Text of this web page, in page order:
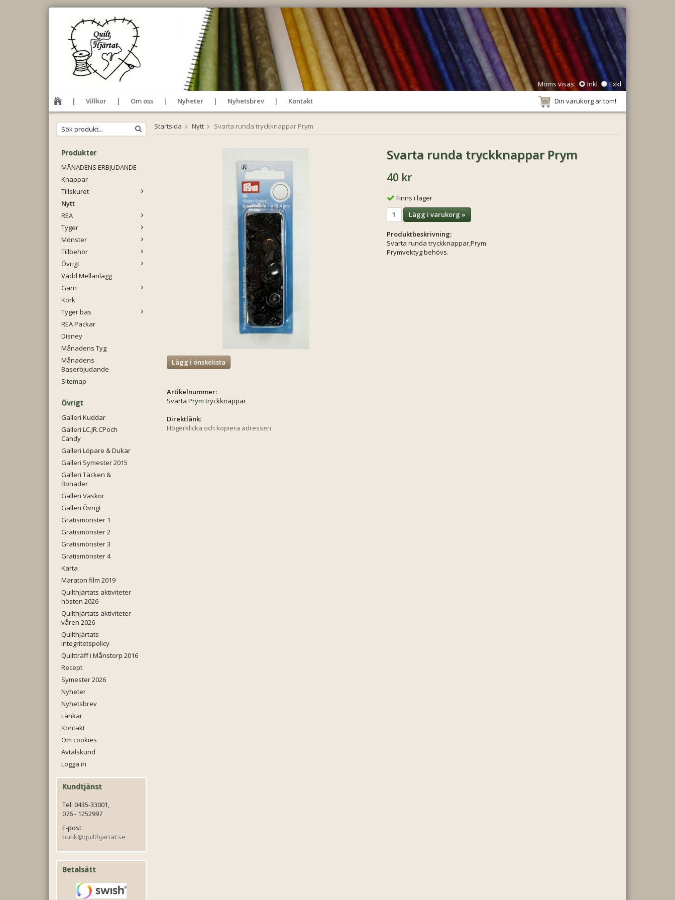
Moms visas: Inkl
Exkl
Villkor
Om oss Nyheter Nyhetsbrev Kontakt Din varukorg är tom!
Produkter
MÅNADENS ERBJUDANDE
Knappar
Tillskuret
Nytt
REA
Tyger
Mönster
Tillbehör
Övrigt
Vadd Mellanlägg
Garn
Kork
Tyger bas
REA Packar
Disney
Månadens Tyg
Månadens
Baserbjudande
Sitemap
Övrigt
Galleri Kuddar
Galleri LC.JR.CPoch
Candy
Galleri Löpare & Dukar
Galleri Symester 2015
Galleri Täcken &
Bonader
Galleri Väskor
Galleri Övrigt
Gratismönster 1
Gratismönster 2
Gratismönster 3
Gratismönster 4
Karta
Maraton film 2019
Quilthjärtats aktiviteter
hösten 2026
Quilthjärtats aktiviteter
våren 2026
Quilthjärtats
Integritetspolicy
Quiltträff i Månstorp 2016
Recept
Symester 2026
Nyheter
Nyhetsbrev
Länkar
Kontakt
Om cookies
Avtalskund
Logga in
Kundtjänst
Tel: 0435-33001,
076 - 1252997
E-post:
butik@quilthjartat.se
Betalsätt
Startsida Nytt Svarta runda tryckknappar Prym
Svarta runda tryckknappar Prym
40 kr
Finns i lager
Lägg i varukorg »
Produktbeskrivning:
Svarta runda tryckknappar,Prym.
Prymvektyg behövs.
Lägg i önskelista
Artikelnummer:
Svarta Prym tryckknappar
Direktlänk:
Högerklicka och kopiera adressen